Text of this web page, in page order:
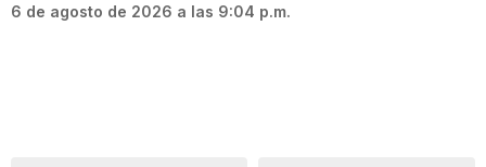
6 de agosto de 2026 a las 9:04 p.m.